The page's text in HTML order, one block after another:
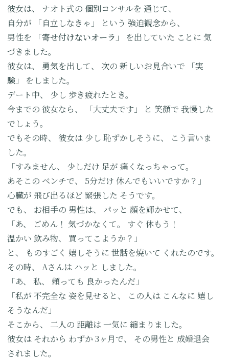
彼女は、
ナオト式の 個別コンサルを 通じて、
自分が
「自立しなきゃ」 という 強迫観念から、
男性を
「寄せ付けないオーラ」 を出していた ことに 気
づきました。
彼女は、
勇気を出して、 次の 新しいお見合いで
「実
験」
をしました。
デート中、
少し 歩き疲れたとき。
今までの 彼女なら、 「大丈夫です」 と 笑顔で 我慢した
でしょう。
でもその時、
彼女は 少し 恥ずかしそうに、
こう言いま
した。
「すみません、
少しだけ 足が 痛くなっちゃって。
あそこの ベンチで、 5分だけ 休んでもいいですか？」
心臓が 飛び出るほど 緊張した そうです。
でも、
お相手の 男性は、 パッと 顔を輝かせて、
「あ、
ごめん！ 気づかなくて。 すぐ 休もう！
温かい 飲み物、
買ってこようか？」
と、
ものすごく 嬉しそうに 世話を焼いて くれたのです。
その時、
Aさんは ハッと しました。
「あ、
私、 頼っても 良かったんだ」
「私が 不完全な 姿を見せると、 この人は こんなに 嬉し
そうなんだ」
そこから、
二人の 距離は 一気に 縮まりました。
彼女は それから わずか 3ヶ月で、 その男性と 成婚退会
されました。